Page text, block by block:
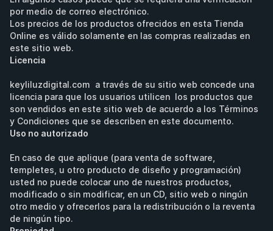
por medio de correo electrónico.
Los precios de los productos ofrecidos en esta Tienda
Online es válido solamente en las compras realizadas en
este sitio web.
Licencia
keyliluzdigital.com  a través de su sitio web concede una
licencia para que los usuarios utilicen  los productos que
son vendidos en este sitio web de acuerdo a los Términos
y Condiciones que se describen en este documento.
Uso no autorizado
En caso de que aplique (para venta de software,
templetes, u otro producto de diseño y programación)
usted no puede colocar uno de nuestros productos,
modificado o sin modificar, en un CD, sitio web o ningún
otro medio y ofrecerlos para la redistribución o la reventa
de ningún tipo.